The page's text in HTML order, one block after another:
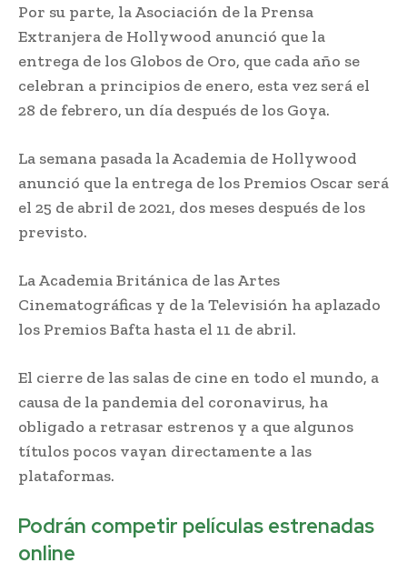
Por su parte, la Asociación de la Prensa
Extranjera de Hollywood anunció que la
entrega de los Globos de Oro, que cada año se
celebran a principios de enero, esta vez será el
28 de febrero, un día después de los Goya.
La semana pasada la Academia de Hollywood
anunció que la entrega de los Premios Oscar será
el 25 de abril de 2021, dos meses después de los
previsto.
La Academia Británica de las Artes
Cinematográficas y de la Televisión ha aplazado
los Premios Bafta hasta el 11 de abril.
El cierre de las salas de cine en todo el mundo, a
causa de la pandemia del coronavirus, ha
obligado a retrasar estrenos y a que algunos
títulos pocos vayan directamente a las
plataformas.
Podrán competir películas estrenadas
online